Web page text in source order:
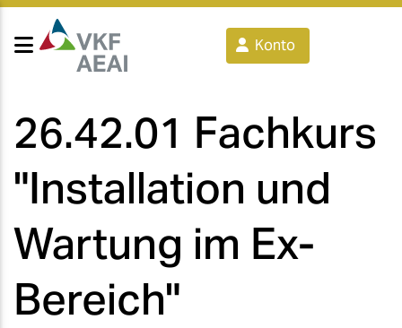
Konto
26.42.01 Fachkurs
"Installation und
Wartung im Ex-
Bereich"